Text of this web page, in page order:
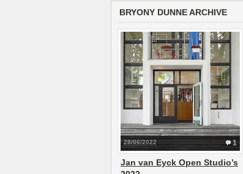
BRYONY DUNNE ARCHIVE
1
28/06/2022
Jan van Eyck Open Studio’s